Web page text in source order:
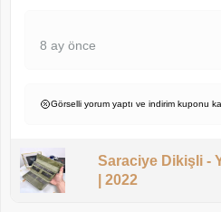
8 ay önce
Görselli yorum yaptı ve indirim kuponu
Saraciye Dikişli -
| 2022